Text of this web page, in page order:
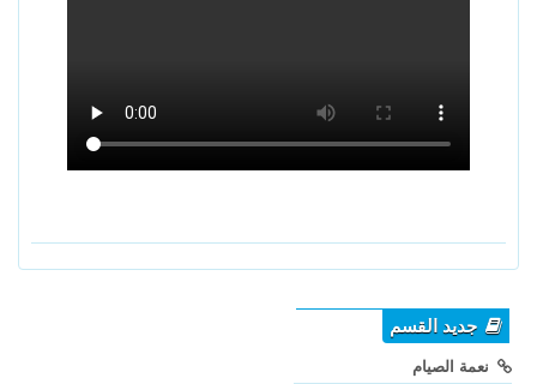
جديد القسم
نعمة الصيام